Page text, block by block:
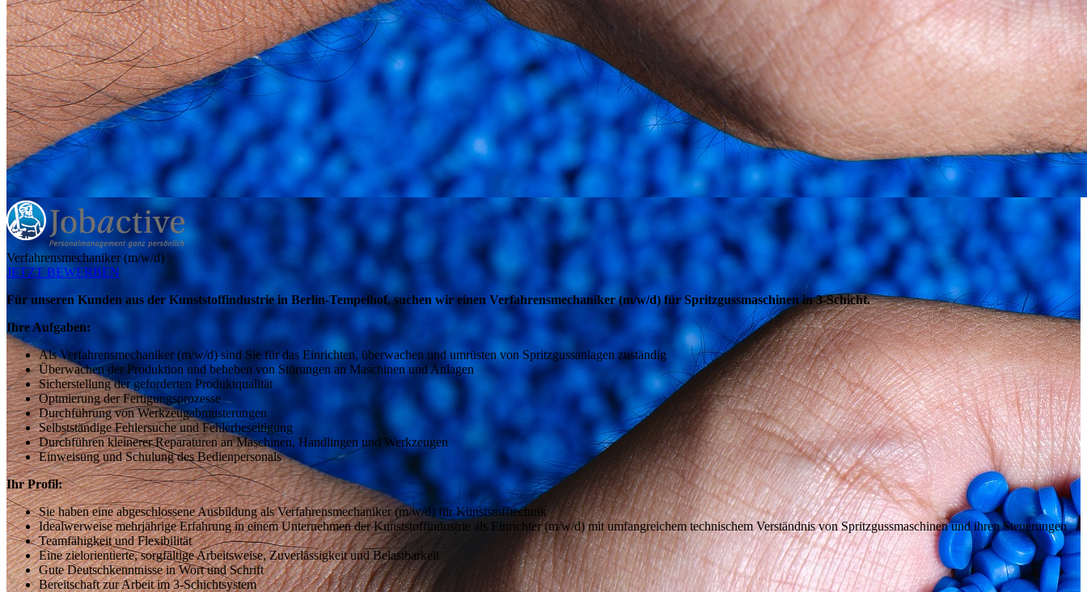
Verfahrensmechaniker (m/w/d)
JETZT BEWERBEN
Für unseren Kunden aus der Kunststoffindustrie in Berlin-Tempelhof, suchen wir einen Verfahrensmechaniker (m/w/d) für Spritzgussmaschinen in 3-Schicht.
Ihre Aufgaben:
Als Verfahrensmechaniker (m/w/d) sind Sie für das Einrichten, überwachen und umrüsten von Spritzgussanlagen zuständig
Überwachen der Produktion und beheben von Störungen an Maschinen und Anlagen
Sicherstellung der geforderten Produktqualität
Optmierung der Fertigungsprozesse
Durchführung von Werkzeugabmusterungen
Selbstständige Fehlersuche und Fehlerbeseitigung
Durchführen kleinerer Reparaturen an Maschinen, Handlingen und Werkzeugen
Einweisung und Schulung des Bedienpersonals
Ihr Profil:
Sie haben eine abgeschlossene Ausbildung als Verfahrensmechaniker (m/w/d) für Kunststofftechnik
Idealwerweise mehrjährige Erfahrung in einem Unternehmen der Kunststoffindustrie als Einrichter (m/w/d) mit umfangreichem technischem Verständnis von Spritzgussmaschinen und ihren Steuerungen
Teamfähigkeit und Flexibilität
Eine zielorientierte, sorgfältige Arbeitsweise, Zuverlässigkeit und Belastbarkeit
Gute Deutschkenntnisse in Wort und Schrift
Bereitschaft zur Arbeit im 3-Schichtsystem